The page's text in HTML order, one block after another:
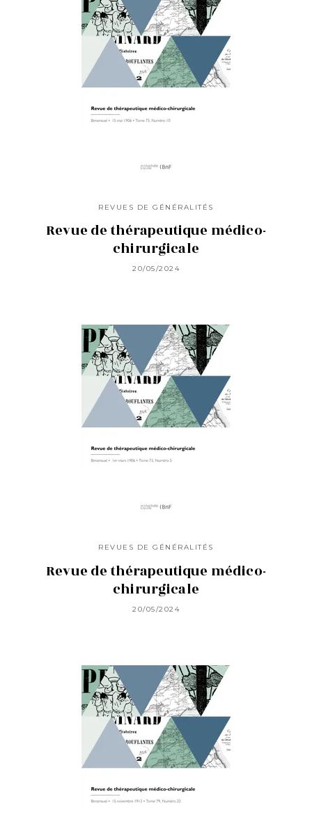
REVUES DE GÉNÉRALITÉS
Revue de thérapeutique médico-
chirurgicale
20/05/2024
REVUES DE GÉNÉRALITÉS
Revue de thérapeutique médico-
chirurgicale
20/05/2024